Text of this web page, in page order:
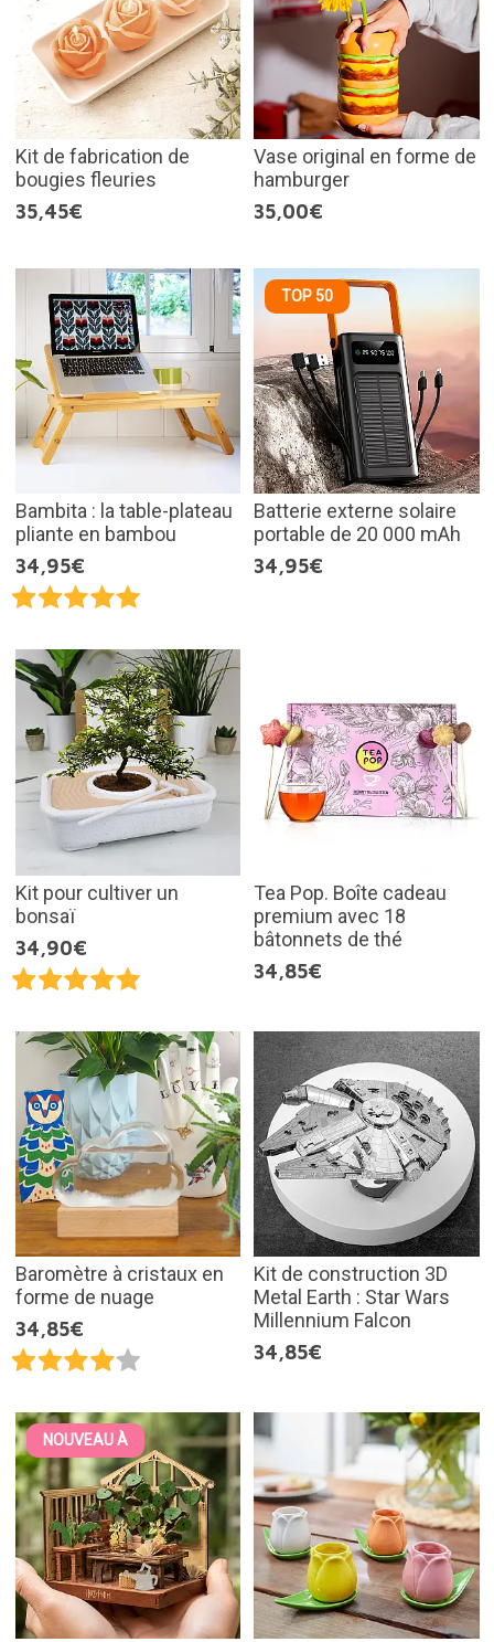
Kit de fabrication de
bougies fleuries
35,45€
Vase original en forme de
hamburger
35,00€
Bambita : la table-plateau
pliante en bambou
34,95€
TOP 50
Batterie externe solaire
portable de 20 000 mAh
34,95€
Kit pour cultiver un
bonsaï
34,90€
Tea Pop. Boîte cadeau
premium avec 18
bâtonnets de thé
34,85€
Baromètre à cristaux en
forme de nuage
34,85€
Kit de construction 3D
Metal Earth : Star Wars
Millennium Falcon
34,85€
NOUVEAU À